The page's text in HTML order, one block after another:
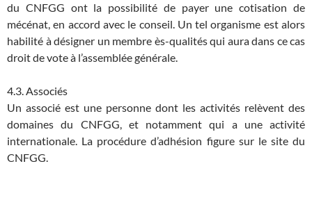
du CNFGG ont la possibilité de payer une cotisation de
mécénat, en accord avec le conseil. Un tel organisme est alors
habilité à désigner un membre ès-qualités qui aura dans ce cas
droit de vote à l’assemblée générale.
4.3. Associés
Un associé est une personne dont les activités relèvent des
domaines du CNFGG, et notamment qui a une activité
internationale. La procédure d’adhésion figure sur le site du
CNFGG.